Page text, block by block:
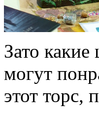
Зато какие
могут
этот торс,